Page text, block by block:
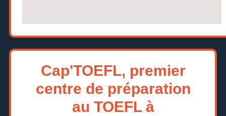
Cap'TOEFL, premier
centre de préparation
au TOEFL à